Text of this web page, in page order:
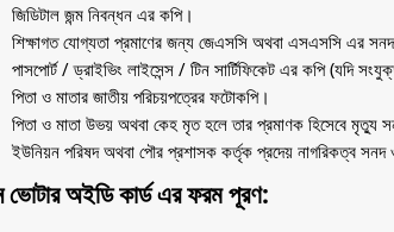
জিডিটাল জন্ম নিবন্ধন এর কপি।
শিক্ষাগত যোগ্যতা প্রমাণের জন্য জেএসসি অথবা এসএসসি এর
পাসপোর্ট / ড্রাইভিং লাইসেন্স / টিন সার্টিফিকেট এর কপি (যদি
পিতা ও মাতার জাতীয় পরিচয়পত্রের ফটোকপি।
পিতা ও মাতা উভয় অথবা কেহ মৃত হলে তার প্রমাণক হিসেবে মৃত্যু
ইউনিয়ন পরিষদ অথবা পৌর প্রশাসক কর্তৃক প্রদেয় নাগরিকত্ব সনদ
ভোটার অইডি কার্ড এর ফরম পূরণ: